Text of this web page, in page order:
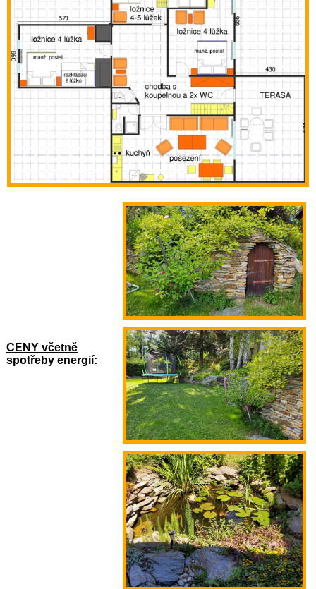
CENY včetně
spotřeby energií: